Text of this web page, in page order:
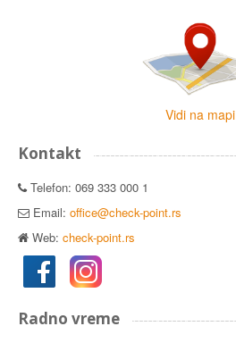
Vidi na mapi
Kontakt
Telefon: 069 333 000 1
Email: office@check-point.rs
Web: check-point.rs
Radno vreme